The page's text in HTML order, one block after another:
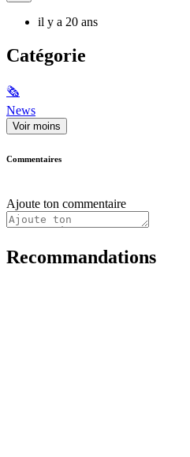
il y a 20 ans
Catégorie
🗞
News
Voir moins
Commentaires
Ajoute ton commentaire
Recommandations